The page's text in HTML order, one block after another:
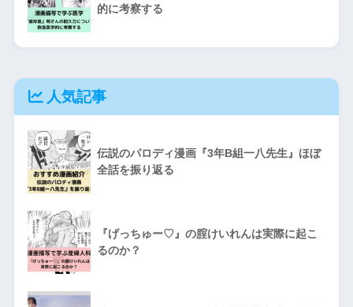
的に考察する
人気記事
伝説のパロディ漫画『3年B組一八先生』ほぼ
全話を振り返る
『げっちゅー♡』の腟けいれんは実際に起こ
るのか？